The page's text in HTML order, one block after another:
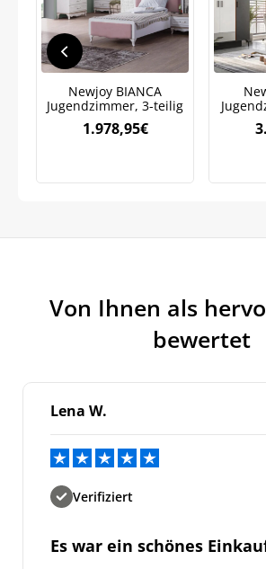
Newjoy BIANCA
Jugendzimmer, 3-teilig
1.978,95€
Von Ihnen als
bewertet
Lena W.
Verifiziert
Es war ein schönes
Jetzt5%
auf Ihre erste Bestellung
Weitere Informationen darüber, wie wir Ihre